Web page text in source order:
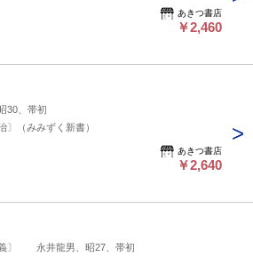
あきつ書店
￥2,460
30、帯初
〕（みみずく新書）
あきつ書店
￥2,640
〕 永井龍男、昭27、帯初